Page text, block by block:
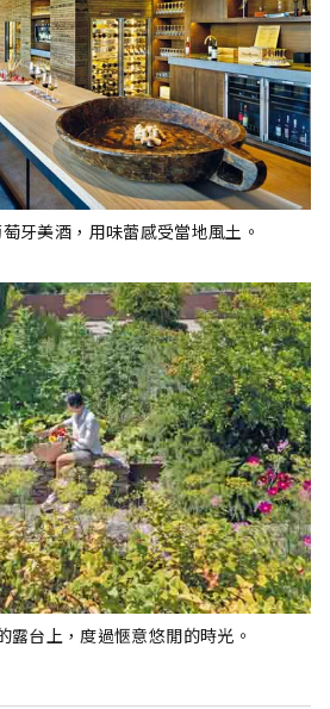
牙美酒，用味蕾感受當地風土。
露台上，度過愜意悠閒的時光。